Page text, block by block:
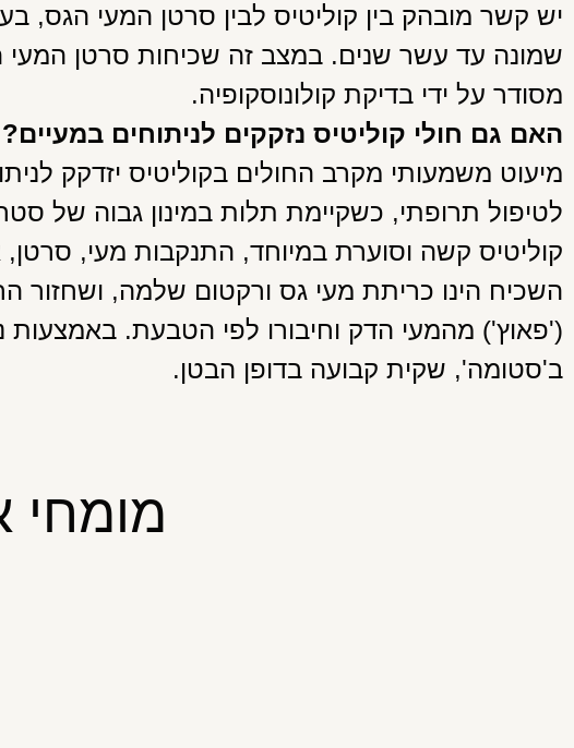
יש קשר מובהק בין קוליטיס לבין סרטן המעי
שמונה עד עשר שנים. במצב זה שכיחות סרטן המעי
מסודר על ידי בדיקת קולונוסקופיה.
האם גם חולי קוליטיס נזקקים לניתוחים במעיים?
מיעוט משמעותי מקרב החולים בקוליטיס יזדקק
לטיפול תרופתי, כשקיימת תלות במינון גבוה של
קוליטיס קשה וסוערת במיוחד, התנקבות מעי, סרטן,
השכיח הינו כריתת מעי גס ורקטום שלמה, ושחזור
('פאוץ') מהמעי הדק וחיבורו לפי הטבעת. באמצעות
ב'סטומה', שקית קבועה בדופן הבטן.
מומחי